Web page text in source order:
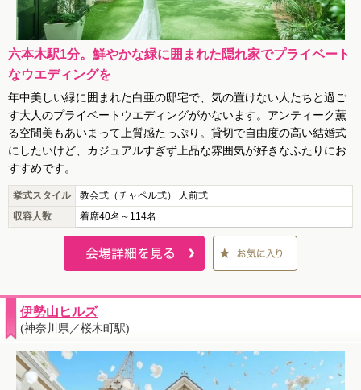
六本木駅1分。鮮やかな緑に囲まれた隠れ家でプライベート
なウエディングを
年中美しい緑に囲まれた白亜の邸宅で、気の置けない人たちと過ご
す大人のプライベートウエディングがかないます。アンティーク薫
る空間美もあいまって上質感たっぷり。貸切で自由度の高い結婚式
にしたいけど、カジュアルすぎず上品な雰囲気が好きなふたりにお
すすめです。
挙式スタイル
教会式（チャペル式） 人前式
収容人数
着席40名～114名
伊勢山ヒルズ
(神奈川県／桜木町駅)